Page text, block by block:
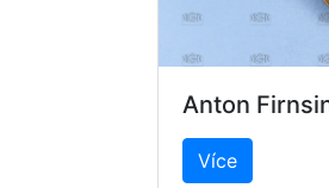
Anton
Více